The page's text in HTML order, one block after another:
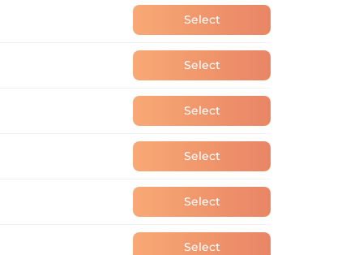
Select
Select
Select
Select
Select
Select